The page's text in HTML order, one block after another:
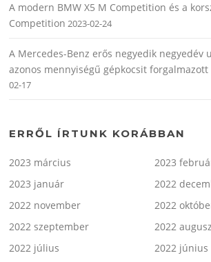
A modern BMW X5 M Competition és a
Competition 2023-02-24
A Mercedes-Benz erős negyedik negyedév
azonos mennyiségű gépkocsit
02-17
ERRŐL ÍRTUNK KORÁBBAN
2023 március
2023
2023 január
2022
2022 november
2022
2022 szeptember
2022
2022 július
2022 június